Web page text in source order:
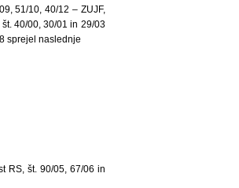
51/10, 40/12 – ZUJF,
40/00, 30/01 in 29/03
sprejel naslednje
RS, št. 90/05, 67/06 in